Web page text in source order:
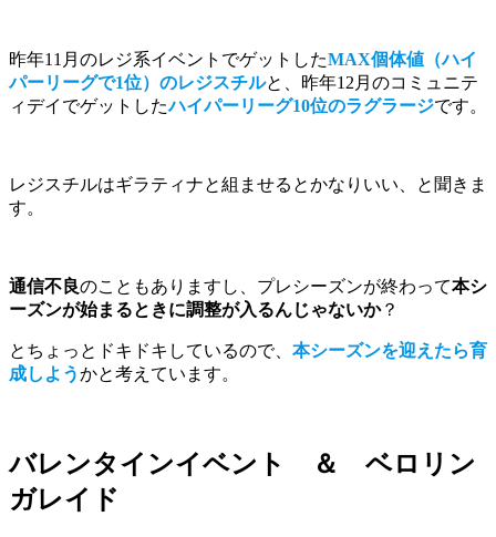
昨年11月のレジ系イベントでゲットしたMAX個体値（ハイ
パーリーグで1位）のレジスチルと、昨年12月のコミュニテ
ィデイでゲットしたハイパーリーグ10位のラグラージです。
レジスチルはギラティナと組ませるとかなりいい、と聞きま
す。
通信不良のこともありますし、プレシーズンが終わって本シ
ーズンが始まるときに調整が入るんじゃないか？
とちょっとドキドキしているので、 本シーズンを迎えたら育
成しようかと考えています。
バレンタインイベント ＆ ベロリン
ガレイド